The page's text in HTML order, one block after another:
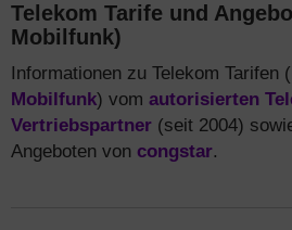
Telekom Tarife und
Mobilfunk)
Informationen zu Telekom Tarifen (
Mobilfunk) vom autorisierten
Vertriebspartner (seit 2004)
Angeboten von congstar.